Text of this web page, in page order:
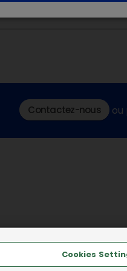
Contactez-nous ou
Cookies